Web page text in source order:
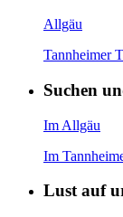
Allgäu
Tannheimer
Suchen
Im Allgäu
Im
Lust auf